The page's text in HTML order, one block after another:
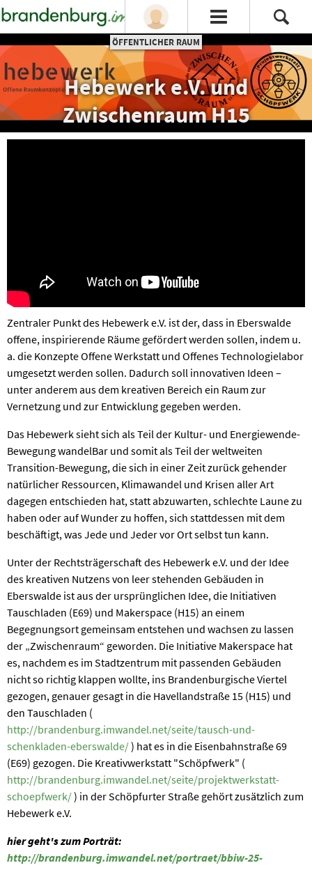
ÖFFENTLICHER RAUM
Hebewerk e.V. und
Zwischenraum H15
Zentraler Punkt des Hebewerk e.V. ist der, dass in Eberswalde
offene, inspirierende Räume gefördert werden sollen, indem u.
a. die Konzepte Offene Werkstatt und Offenes Technologielabor
umgesetzt werden sollen. Dadurch soll innovativen Ideen –
unter anderem aus dem kreativen Bereich ein Raum zur
Vernetzung und zur Entwicklung gegeben werden.
Das Hebewerk sieht sich als Teil der Kultur- und Energiewende-
Bewegung wandelBar und somit als Teil der weltweiten
Transition-Bewegung, die sich in einer Zeit zurück gehender
natürlicher Ressourcen, Klimawandel und Krisen aller Art
dagegen entschieden hat, statt abzuwarten, schlechte Laune zu
haben oder auf Wunder zu hoffen, sich stattdessen mit dem
beschäftigt, was Jede und Jeder vor Ort selbst tun kann.
Unter der Rechtsträgerschaft des Hebewerk e.V. und der Idee
des kreativen Nutzens von leer stehenden Gebäuden in
Eberswalde ist aus der ursprünglichen Idee, die Initiativen
Tauschladen (E69) und Makerspace (H15) an einem
Begegnungsort gemeinsam entstehen und wachsen zu lassen
der „Zwischenraum“ geworden. Die Initiative Makerspace hat
es, nachdem es im Stadtzentrum mit passenden Gebäuden
nicht so richtig klappen wollte, ins Brandenburgische Viertel
gezogen, genauer gesagt in die Havellandstraße 15 (H15) und
den Tauschladen (
http://brandenburg.imwandel.net/seite/tausch-und-
schenkladen-eberswalde/) hat es in die Eisenbahnstraße 69
(E69) gezogen. Die Kreativwerkstatt "Schöpfwerk" (
http://brandenburg.imwandel.net/seite/projektwerkstatt-
schoepfwerk/) in der Schöpfurter Straße gehört zusätzlich zum
Hebewerk e.V.
hier geht's zum Porträt:
http://brandenburg.imwandel.net/portraet/bbiw-25-